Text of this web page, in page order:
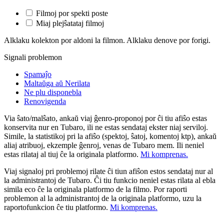
Filmoj por spekti poste
Miaj plejŝatataj filmoj
Alklaku kolekton por aldoni la filmon. Alklaku denove por forigi.
Signali problemon
Spamaĵo
Maltaŭga aŭ Nerilata
Ne plu disponebla
Renovigenda
Via ŝato/malŝato, ankaŭ viaj ĝenro-proponoj por ĉi tiu afiŝo estas
konservita nur en Tubaro, ili ne estas sendataj ekster niaj serviloj.
Simile, la statistikoj pri la afiŝo (spektoj, ŝatoj, komentoj ktp), ankaŭ
aliaj atribuoj, ekzemple ĝenroj, venas de Tubaro mem. Ili neniel
estas rilataj al tiuj ĉe la originala platformo. Mi komprenas.
Viaj signaloj pri problemoj rilate ĉi tiun afiŝon estos sendataj nur al
la administrantoj de Tubaro. Ĉi tiu funkcio neniel estas rilata al ebla
simila eco ĉe la originala platformo de la filmo. Por raporti
problemon al la administrantoj de la originala platformo, uzu la
raportofunkcion ĉe tiu platformo. Mi komprenas.